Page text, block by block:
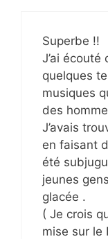
Superbe !!
J’ai
quelques
musiques
des
J’avais
en faisant
été
jeunes
glacée .
( Je crois
mise sur le